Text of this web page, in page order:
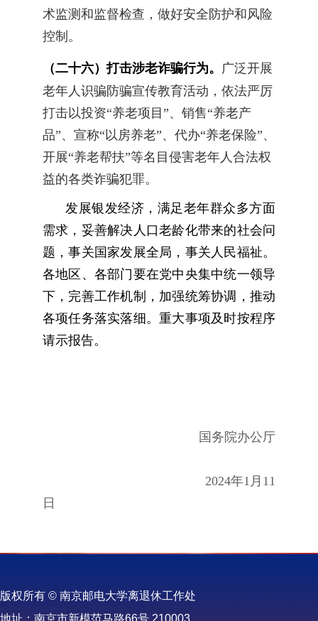
术监测和监督检查，做好安全防护和风险
控制。
（二十六）打击涉老诈骗行为。 广泛开展
老年人识骗防骗宣传教育活动，依法严厉
打击以投资“养老项目”、销售“养老产
品”、宣称“以房养老”、代办“养老保险”、
开展“养老帮扶”等名目侵害老年人合法权
益的各类诈骗犯罪。
发展银发经济，满足老年群众多方面
需求，妥善解决人口老龄化带来的社会问
题，事关国家发展全局，事关人民福祉。
各地区、各部门要在党中央集中统一领导
下，完善工作机制，加强统筹协调，推动
各项任务落实落细。重大事项及时按程序
请示报告。
国务院办公厅
2024年1 月 11
日
版权所有 © 南京邮电大学离退休工作处
地址：南京市新模范马路66号 210003